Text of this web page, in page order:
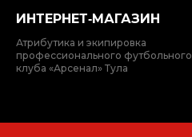
ИНТЕРНЕТ‑МАГАЗИН
Атрибутика и экипировка
профессионального футбольного
клуба «Арсенал» Тула